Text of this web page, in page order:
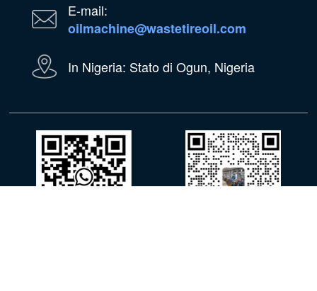
E-mail:
oilmachine@wastetireoil.com
In Nigeria: Stato di Ogun, Nigeria